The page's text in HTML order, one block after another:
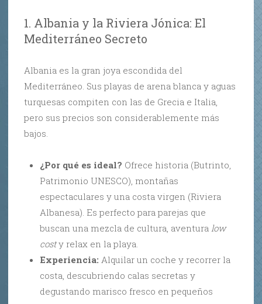
1. Albania y la Riviera Jónica: El
Mediterráneo Secreto
Albania es la gran joya escondida del
Mediterráneo. Sus playas de arena blanca y aguas
turquesas compiten con las de Grecia e Italia,
pero sus precios son considerablemente más
bajos.
¿Por qué es ideal? Ofrece historia (Butrinto,
Patrimonio UNESCO), montañas
espectaculares y una costa virgen (Riviera
Albanesa). Es perfecto para parejas que
buscan una mezcla de cultura, aventura low
costy relax en la playa.
Experiencia: Alquilar un coche y recorrer la
costa, descubriendo calas secretas y
degustando marisco fresco en pequeños